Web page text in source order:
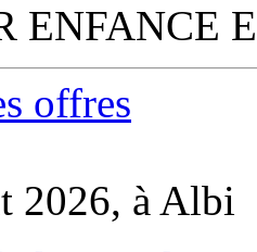
ENFANCE
offres
2026, à Albi